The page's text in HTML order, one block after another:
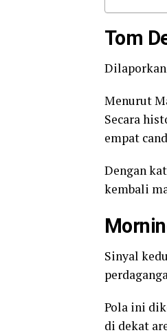
Tom
Dilaporkan
Menurut
Secara
empat
Dengan
kembali
Sinyal
Pola ini
di dekat